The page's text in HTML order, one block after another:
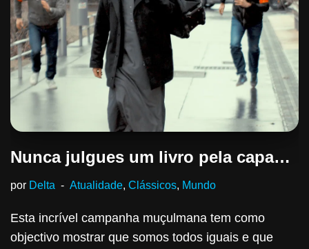
Nunca julgues um livro pela capa…
por Delta Atualidade, Clássicos, Mundo
Esta incrível campanha muçulmana tem como
objectivo mostrar que somos todos iguais e que